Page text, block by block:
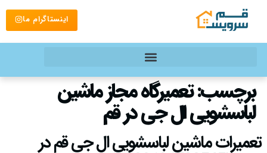
اینستاگرام ما
برچسب:تعمیرگاه مجاز ماشین
لباسشویی ال جی در قم
تعمیرات ماشین لباسشویی ال جی قم در